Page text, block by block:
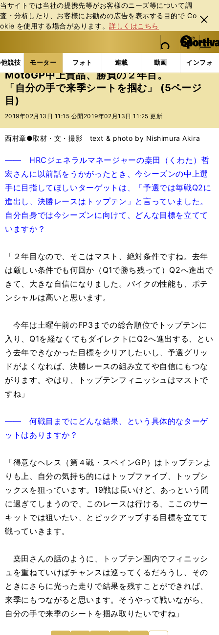
当サイトでは当社の提携先等がお客様のニーズ等について調
査・分析したり、お客様にお勧めの広告を表⽰する⽬的で Co
okie を使⽤する場合があります。詳しくはこちら
閉じ
る
web Sportiva (webスポルティーバ)
検索
マイペ
ー
ジ
メニュ
競技 モーター フォト 連載 動画 インフォ
b
ス
ポ
ル
テ
ー
バ
モーターの記事一覧 モーター MotoGP
MotoGP中上貴晶、勝負の２年目。
「自分の手で来季シートを掴む」 (5ページ
目)
2019年02月13日 11:15 公開 2019年02月13日 11:25 更新
西村章●取材・文・撮影 text & photo by Nishimura Akira
―― HRCジェネラルマネージャーの桒田（くわた）哲
宏さんに以前話をうかがったとき、今シーズンの中上選
手に目指してほしいターゲットは、「予選では毎戦Q2に
進出し、決勝レースはトップテン」と言っていました。
自分自身では今シーズンに向けて、どんな目標を立てて
いますか？
「２年目なので、そこはマスト、絶対条件ですね。去年
は厳しい条件でも何回か（Q1で勝ち残って）Q2へ進出で
きて、大きな自信になりました。バイクの性能も、ポテ
ンシャルは高いと思います。
今年は土曜午前のFP3までの総合順位でトップテンに
入り、Q1を経なくてもダイレクトにQ2へ進出する、とい
う去年できなかった目標をクリアしたいし、予選グリッ
ドがよくなれば、決勝レースの組み立てや自信にもつな
がります。やはり、トップテンフィニッシュはマストで
すね」
―― 何戦目までにどんな結果、という具体的なターゲ
ットはありますか？
「得意なヘレス（第４戦・スペインGP）はトップテンよ
りも上、自分の気持ち的にはトップファイブ、トップシ
ックスを狙っています。19戦は長いけど、あっという間
に過ぎてしまうので、このレースは行ける、ここのサー
キットでは狙いたい、とピックアップする目標を立てて
戦っていきます。
桒田さんの話のように、トップテン圏内でフィニッシ
ュを重ねていけばチャンスは巡ってくるだろうし、その
ときにさらに光った走りで結果を残すことができれば、
来季にもつながると思います。そうやって戦いながら、
自分の手で来季のシートを掴み取りたいですね」